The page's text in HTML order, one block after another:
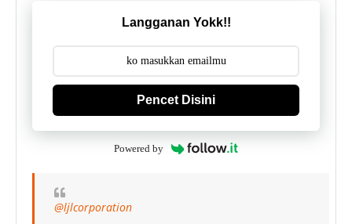
Langganan Yokk!!
Pencet Disini
Powered by
@ljlcorporation